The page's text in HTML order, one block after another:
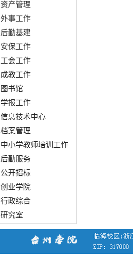
资产管理
外事工作
后勤基建
安保工作
工会工作
成教工作
图书馆
学报工作
信息技术中心
档案管理
中小学教师培训工作
后勤服务
公开招标
创业学院
行政综合
研究室